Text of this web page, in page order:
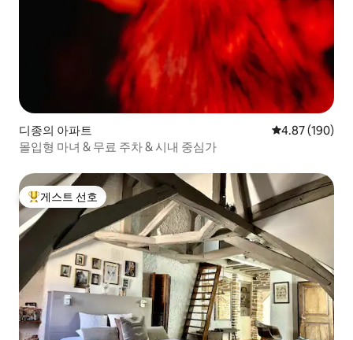
디종의 아파트 평점 4.87점(5
4.87 (190)
몰입형 마녀 & 무료 주차 & 시내 중심가
상위 게스트 선호
게스트 선호